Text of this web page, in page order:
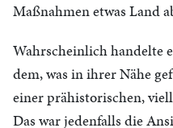
Maßnahmen etwas Land
Wahrscheinlich handelte
dem, was in ihrer Nähe
einer prähistorischen,
Das war jedenfalls die